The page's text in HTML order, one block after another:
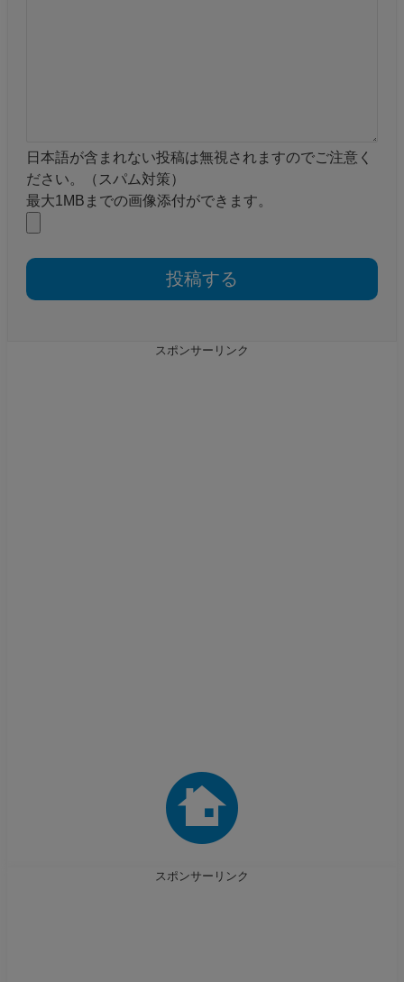
最大1MBまでの画像添付ができます。
日本語が含まれない投稿は無視されますのでご注意く
ださい。（スパム対策）
スポンサーリンク
スポンサーリンク